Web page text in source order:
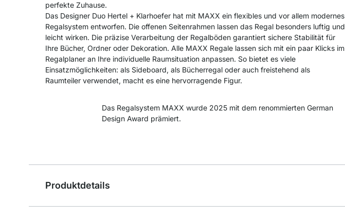
perfekte Zuhause.
Das Designer Duo Hertel + Klarhoefer hat mit MAXX ein flexibles und vor allem modernes
Regalsystem entworfen. Die offenen Seitenrahmen lassen das Regal besonders luftig und
leicht wirken. Die präzise Verarbeitung der Regalböden garantiert sichere Stabilität für
Ihre Bücher, Ordner oder Dekoration. Alle MAXX Regale lassen sich mit ein paar Klicks im
Regalplaner an Ihre individuelle Raumsituation anpassen. So bietet es viele
Einsatzmöglichkeiten: als Sideboard, als Bücherregal oder auch freistehend als
Raumteiler verwendet, macht es eine hervorragende Figur.
Das Regalsystem MAXX wurde 2025 mit dem renommierten German
Design Award prämiert.
Produktdetails